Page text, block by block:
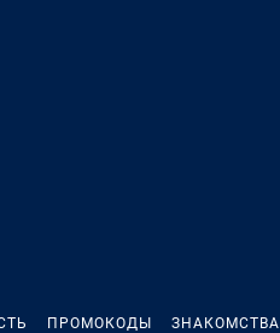
ПРОМОКОДЫ ЗНАКОМСТВА